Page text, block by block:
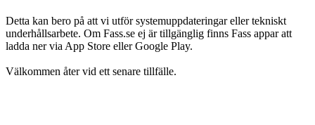
Detta kan bero på att vi utför systemuppdateringar eller tekniskt
underhållsarbete. Om Fass.se ej är tillgänglig finns Fass appar att
ladda ner via App Store eller Google Play.
Välkommen åter vid ett senare tillfälle.